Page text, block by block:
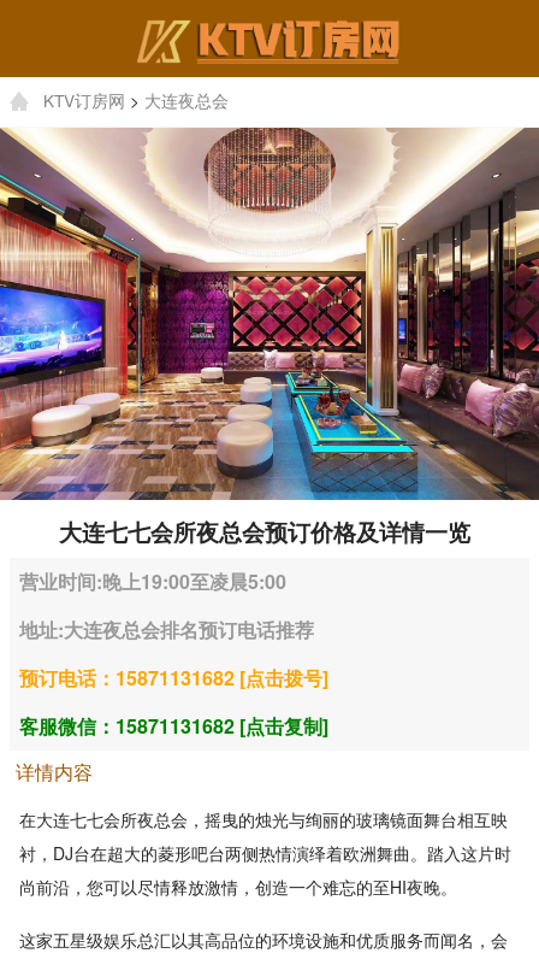
KTV订房网 > 大连夜总会
大连七七会所夜总会预订价格及详情一览
营业时间:晚上19:00至凌晨5:00
地址:大连夜总会排名预订电话推荐
预订电话：15871131682 [点击拨号]
客服微信：15871131682 [点击复制]
详情内容
在大连七七会所夜总会，摇曳的烛光与绚丽的玻璃镜面舞台相互映
衬，DJ台在超大的菱形吧台两侧热情演绎着欧洲舞曲。踏入这片时
尚前沿，您可以尽情释放激情，创造一个难忘的至HI夜晚。
这家五星级娱乐总汇以其高品位的环境设施和优质服务而闻名，会